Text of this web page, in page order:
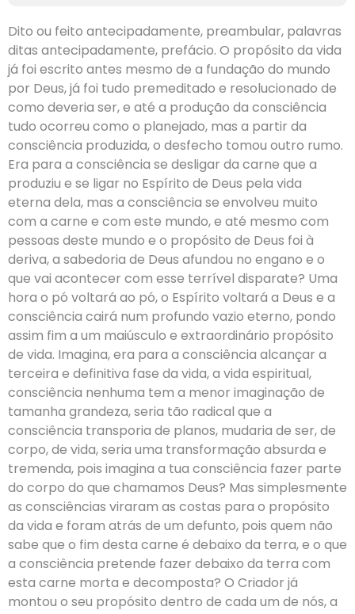
Dito ou feito antecipadamente, preambular, palavras
ditas antecipadamente, prefácio. O propósito da vida
já foi escrito antes mesmo de a fundação do mundo
por Deus, já foi tudo premeditado e resolucionado de
como deveria ser, e até a produção da consciência
tudo ocorreu como o planejado, mas a partir da
consciência produzida, o desfecho tomou outro rumo.
Era para a consciência se desligar da carne que a
produziu e se ligar no Espírito de Deus pela vida
eterna dela, mas a consciência se envolveu muito
com a carne e com este mundo, e até mesmo com
pessoas deste mundo e o propósito de Deus foi à
deriva, a sabedoria de Deus afundou no engano e o
que vai acontecer com esse terrível disparate? Uma
hora o pó voltará ao pó, o Espírito voltará a Deus e a
consciência cairá num profundo vazio eterno, pondo
assim fim a um maiúsculo e extraordinário propósito
de vida. Imagina, era para a consciência alcançar a
terceira e definitiva fase da vida, a vida espiritual,
consciência nenhuma tem a menor imaginação de
tamanha grandeza, seria tão radical que a
consciência transporia de planos, mudaria de ser, de
corpo, de vida, seria uma transformação absurda e
tremenda, pois imagina a tua consciência fazer parte
do corpo do que chamamos Deus? Mas simplesmente
as consciências viraram as costas para o propósito
da vida e foram atrás de um defunto, pois quem não
sabe que o fim desta carne é debaixo da terra, e o que
a consciência pretende fazer debaixo da terra com
esta carne morta e decomposta? O Criador já
montou o seu propósito dentro de cada um de nós, a